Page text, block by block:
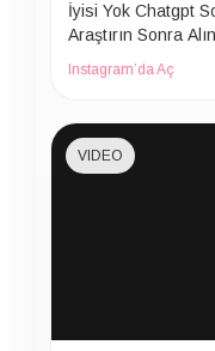
İyisi Yok Chatgpt
Araştırın Sonra
Instagram’da Aç
VIDEO